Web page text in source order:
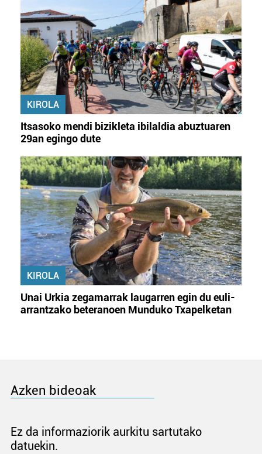
KIROLA
Itsasoko mendi bizikleta ibilaldia abuztuaren
29an egingo dute
KIROLA
Unai Urkia zegamarrak laugarren egin du euli-
arrantzako beteranoen Munduko Txapelketan
Azken bideoak
Ez da informaziorik aurkitu sartutako
datuekin.